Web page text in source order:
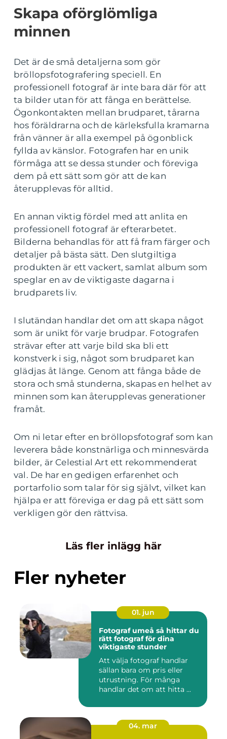
Skapa oförglömliga
minnen
Det är de små detaljerna som gör
bröllopsfotografering speciell. En
professionell fotograf är inte bara där för att
ta bilder utan för att fånga en berättelse.
Ögonkontakten mellan brudparet, tårarna
hos föräldrarna och de kärleksfulla kramarna
från vänner är alla exempel på ögonblick
fyllda av känslor. Fotografen har en unik
förmåga att se dessa stunder och föreviga
dem på ett sätt som gör att de kan
återupplevas för alltid.
En annan viktig fördel med att anlita en
professionell fotograf är efterarbetet.
Bilderna behandlas för att få fram färger och
detaljer på bästa sätt. Den slutgiltiga
produkten är ett vackert, samlat album som
speglar en av de viktigaste dagarna i
brudparets liv.
I slutändan handlar det om att skapa något
som är unikt för varje brudpar. Fotografen
strävar efter att varje bild ska bli ett
konstverk i sig, något som brudparet kan
glädjas åt länge. Genom att fånga både de
stora och små stunderna, skapas en helhet av
minnen som kan återupplevas generationer
framåt.
Om ni letar efter en bröllopsfotograf som kan
leverera både konstnärliga och minnesvärda
bilder, är Celestial Art ett rekommenderat
val. De har en gedigen erfarenhet och
portarfolio som talar för sig självt, vilket kan
hjälpa er att föreviga er dag på ett sätt som
verkligen gör den rättvisa.
Läs fler inlägg här
Fler nyheter
01. jun
Fotograf umeå så hittar du
rätt fotograf för dina
viktigaste stunder
Att välja fotograf handlar
sällan bara om pris eller
utrustning. För många
handlar det om att hitta ...
04. mar